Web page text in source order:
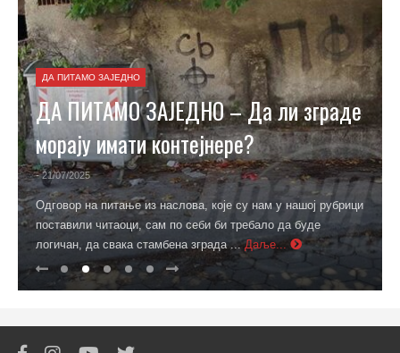
ДА ПИТАМО ЗАЈЕДНО
ДА ПИТАМО ЗАЈЕДНО – Да ли зграде
морају имати контејнере?
- 21/07/2025
Одговор на питање из наслова, које су нам у нашој рубрици
поставили читаоци, сам по себи би требало да буде
логичан, да свака стамбена зграда ... Даље...